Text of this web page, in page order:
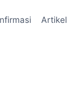
Artikel